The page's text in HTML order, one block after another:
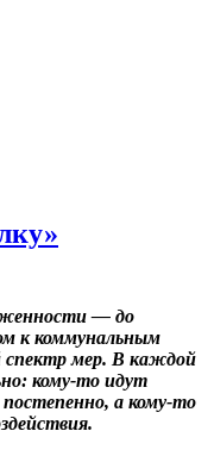
— до
к коммунальным
мер. В каждой
кому-то идут
а кому-то